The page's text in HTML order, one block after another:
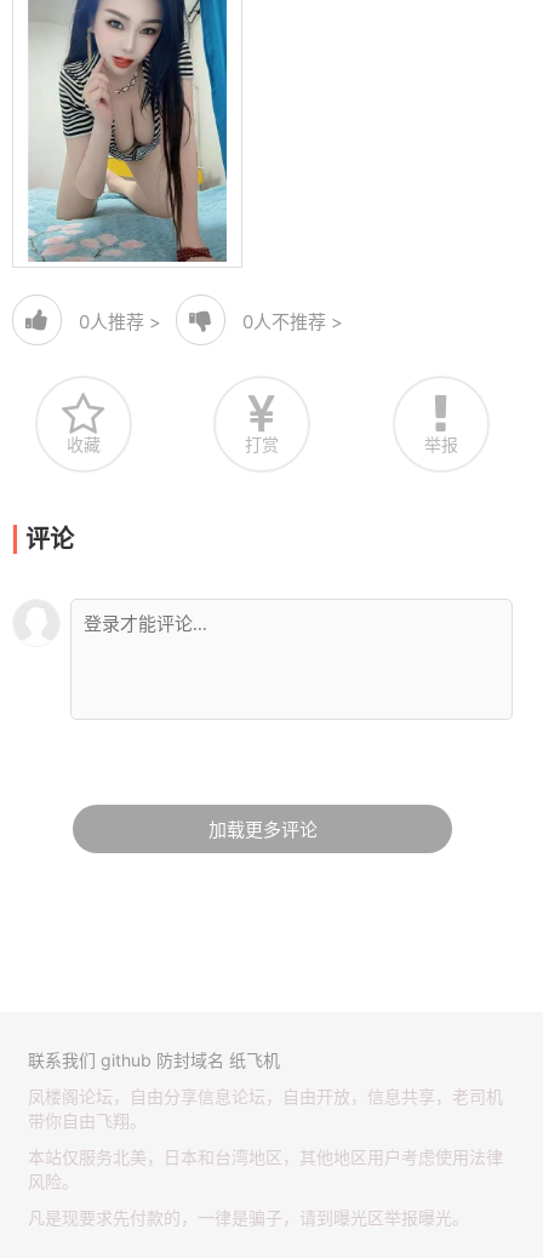
0人推荐 > 0人不推荐 >
收藏 打赏 举报
评论
加载更多评论
联系我们 github 防封域名 纸飞机
凤楼阁论坛，自由分享信息论坛，自由开放，信息共享，老司机
带你自由飞翔。
本站仅服务北美，日本和台湾地区，其他地区用户考虑使用法律
风险。
凡是现要求先付款的，一律是骗子，请到曝光区举报曝光。